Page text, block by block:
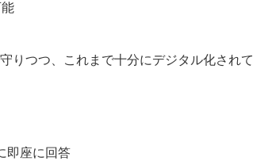
りつつ、これまで十分にデジタル化されて
即座に回答